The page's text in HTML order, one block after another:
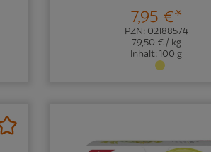
7,95 €*
PZN: 02188574
79,50 € / kg
Inhalt: 100 g